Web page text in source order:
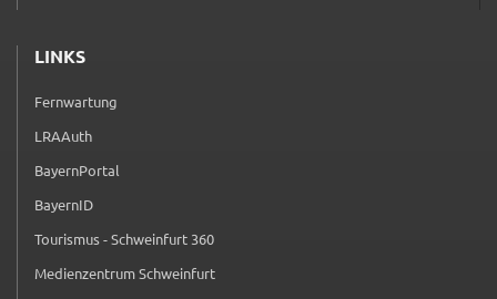
LINKS
Fernwartung
(externer Link, öffnet in neuem Tab)
LRAAuth
(externer Link, öffnet in neuem Tab)
BayernPortal
(externer Link, öffnet in neuem Tab)
BayernID
(externer Link, öffnet in neuem Tab)
Tourismus - Schweinfurt 360
(externer Link, öffnet in neuem Tab)
Medienzentrum Schweinfurt
(externer Link, öffnet in neuem Tab)